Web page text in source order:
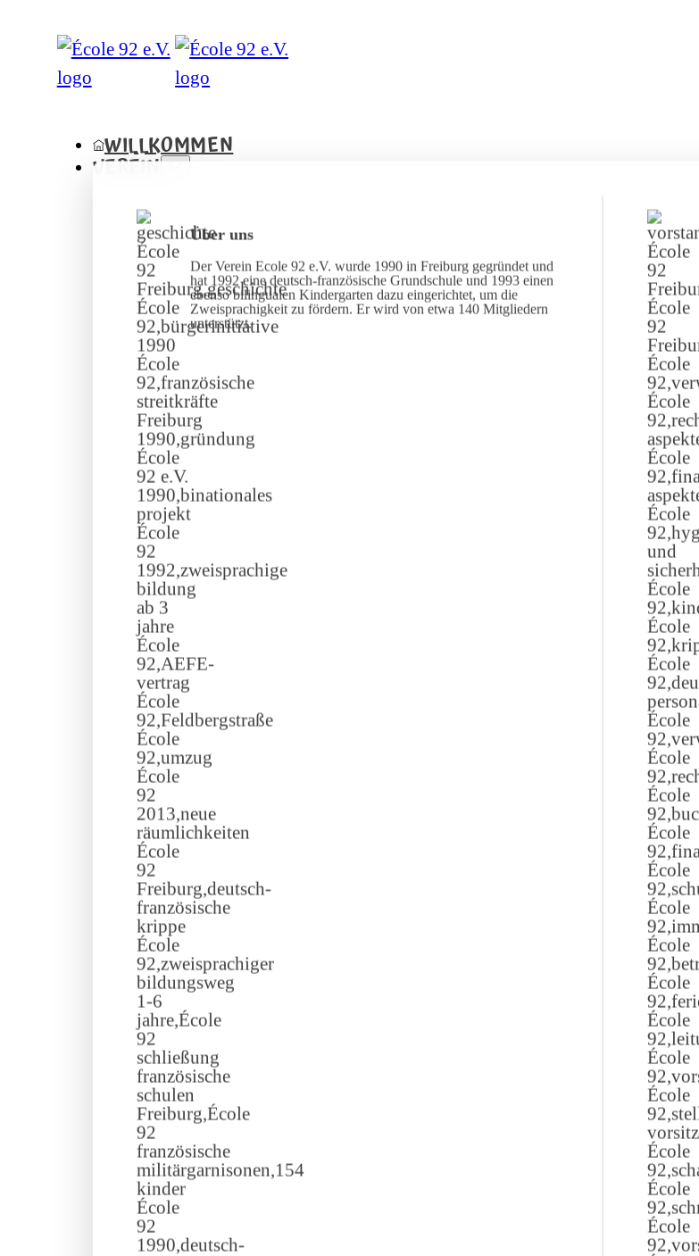
WILLKOMMEN
VEREIN
Über uns
Der Verein Ecole 92 e.V. wurde 1990 in Freiburg gegründet und
hat 1992 eine deutsch-französische Grundschule und 1993 einen
ebenso bilingualen Kindergarten dazu eingerichtet, um die
Zweisprachigkeit zu fördern. Er wird von etwa 140 Mitgliedern
unterstützt.